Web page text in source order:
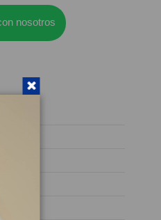
nosotros